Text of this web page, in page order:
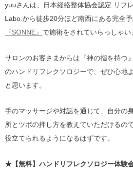
yuuさんは、日本経絡整体協会認定 リフ
Labo.から徒歩20分ほど南西にある完全予
『SONNE』 で施術をされていらっしゃい
サロンのお客さまからは『神の指を持つ
のハンドリフレクソロジーで、ぜひ心地
と思います。
手のマッサージや対話を通じて、自分の
所とツボの押し方を教えていただけるの
役立てられるようになるはずです。
★【無料】ハンドリフレクソロジー体験